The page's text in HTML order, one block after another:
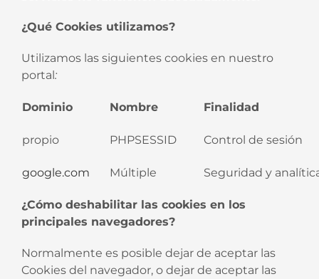
¿Qué Cookies utilizamos?
Utilizamos las siguientes cookies en nuestro
portal:
Dominio Nombre Finalidad
propio PHPSESSID Control de sesión
google.com Múltiple Seguridad y
¿Cómo deshabilitar las cookies en los
principales navegadores?
Normalmente es posible dejar de aceptar las
Cookies del navegador, o dejar de aceptar las